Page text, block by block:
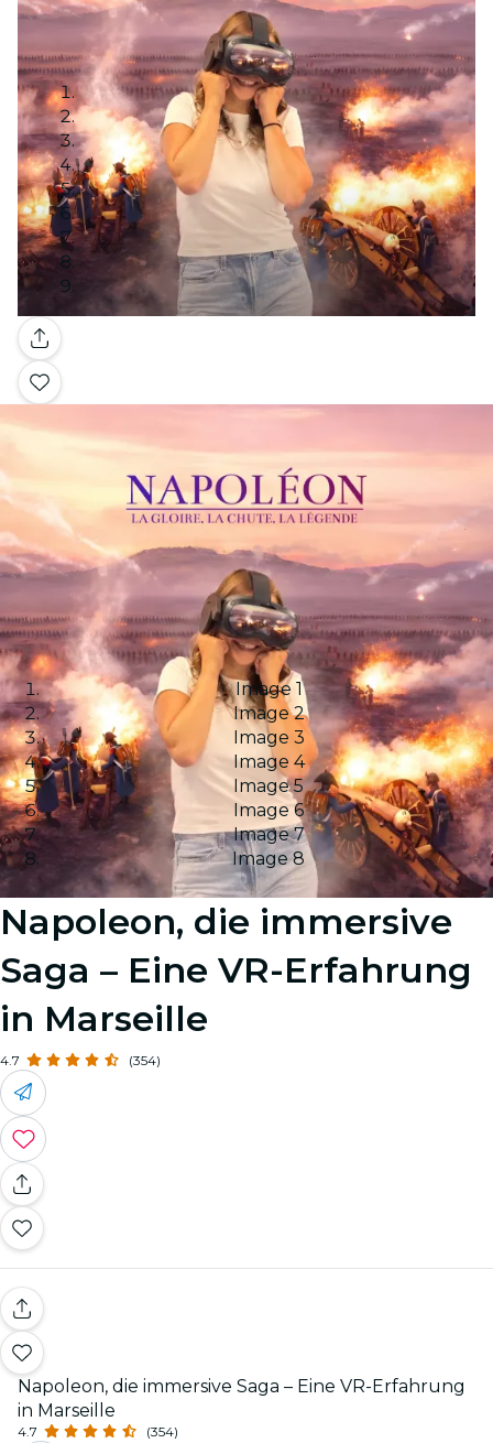
Galerie
Image 1
Image 2
Image 3
Image 4
Image 5
Image 6
Image 7
Image 8
Napoleon, die immersive
Saga – Eine VR-Erfahrung
in Marseille
4.7 (354)
Napoleon, die immersive Saga – Eine VR-Erfahrung
in Marseille
4.7 (354)